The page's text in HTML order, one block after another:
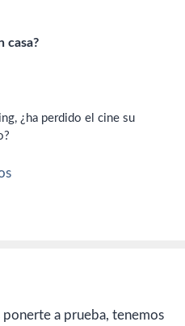
casa?
su
a prueba, tenemos